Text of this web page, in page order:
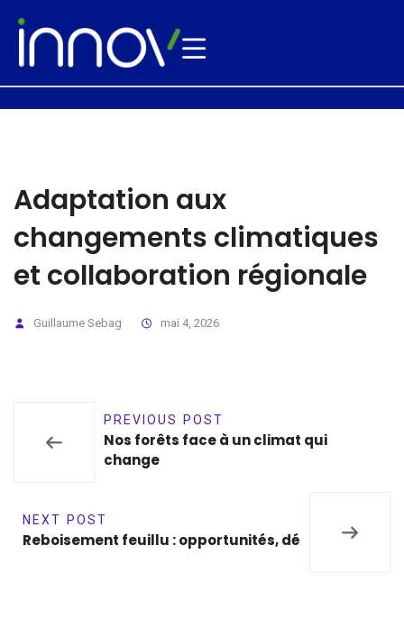
Adaptation aux
changements climatiques
et collaboration régionale
Guillaume Sebag mai 4, 2026
PREVIOUS POST
Nos forêts face à un climat qui
change
NEXT POST
Reboisement feuillu : opportunités, dé